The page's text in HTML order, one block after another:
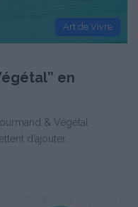
Art de Vivre
en
& Végétal
d’ajouter…